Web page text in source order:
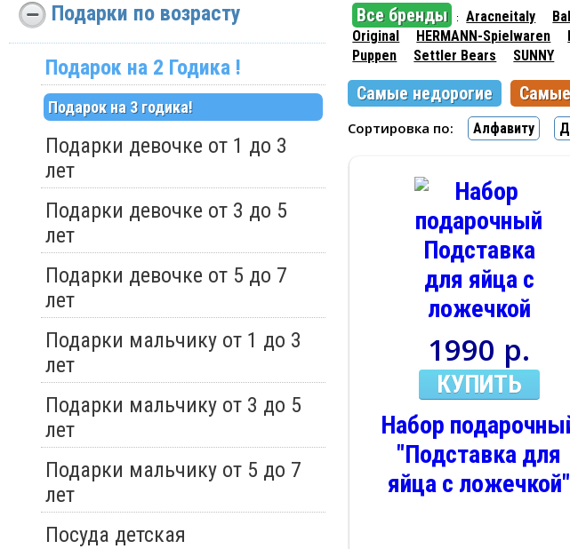
Подарки по возрасту
Подарок на 2 Годика !
Подарок на 3 годика!
Подарки девочке от 1 до 3
лет
Подарки девочке от 3 до 5
лет
Подарки девочке от 5 до 7
лет
Подарки мальчику от 1 до 3
лет
Подарки мальчику от 3 до 5
лет
Подарки мальчику от 5 до 7
лет
Посуда детская
Все бренды : Aracneitaly
Original
HERMANN-Spielwaren
Puppen
Settler Bears SUNNY
Самые недорогие
Сортировка по: Алфавиту
1990 р.
КУПИТЬ
Набор
"Подставка для
яйца с ложечкой"